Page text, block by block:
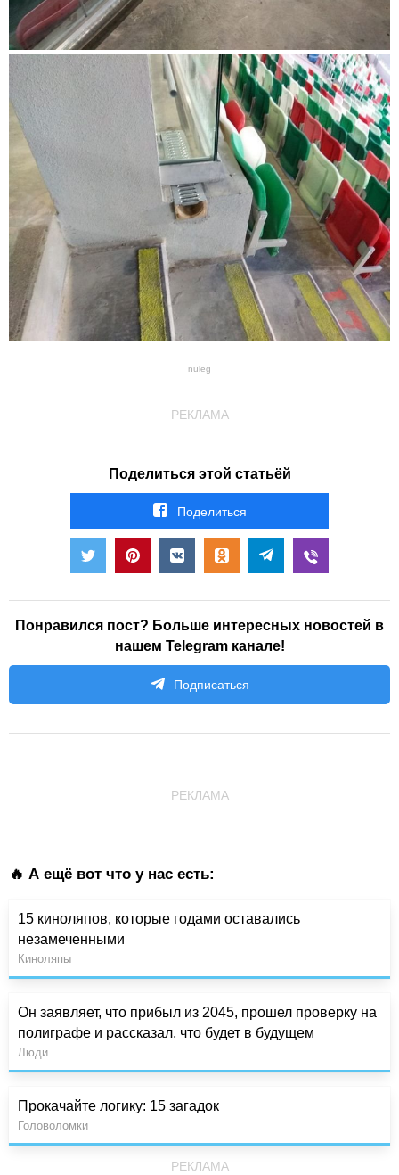
nuleg
РЕКЛАМА
Поделиться этой статьёй
Поделиться
Понравился пост? Больше интересных новостей в
нашем Telegram канале!
Подписаться
РЕКЛАМА
🔥 А ещё вот что у нас есть:
15 киноляпов, которые годами оставались
незамеченными
Киноляпы
Он заявляет, что прибыл из 2045, прошел проверку на
полиграфе и рассказал, что будет в будущем
Люди
Прокачайте логику: 15 загадок
Головоломки
РЕКЛАМА